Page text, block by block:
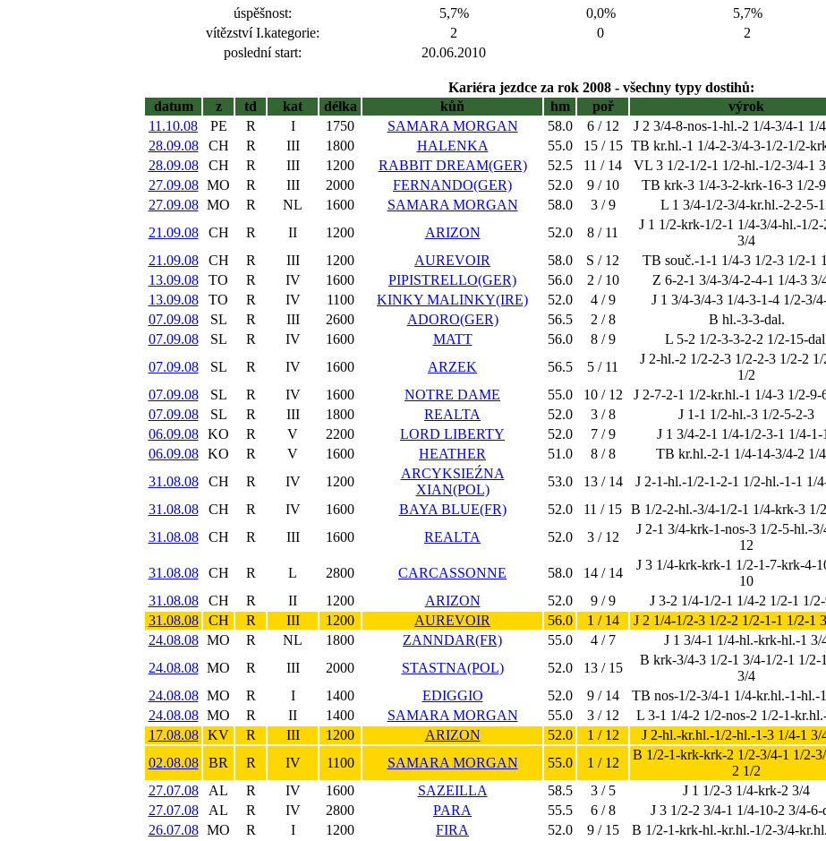
úspěšnost:
5,7% 0,0%
5,7%
vítězství I.kategorie:
2 0
2
poslední start:
20.06.2010
Kariéra jezdce za rok 2008 - všechny typy dostihů:
datum
z td kat délka kůň hm poř výrok
11.10.08
PE R I 1750 SAMARA MORGAN 58.0 6 / 12 J 2 3/4-8-nos-1-hl.-2 1/4-3/4-1 1/
28.09.08
CH R III 1800 HALENKA 55.0 15 / 15 TB kr.hl.-1 1/4-2-3/4-3-1/2-1/2-
28.09.08
CH R III 1200 RABBIT DREAM(GER) 52.5 11 / 14 VL 3 1/2-1/2-1 1/2-hl.-1/2-3/4-1
27.09.08 MO R III 2000 FERNANDO(GER) 52.0 9 / 10 TB krk-3 1/4-3-2-krk-16-3 1/2-
27.09.08 MO R NL 1600 SAMARA MORGAN 58.0 3 / 9 L 1 3/4-1/2-3/4-kr.hl.-2-2-5-
21.09.08
CH R II 1200 ARIZON 52.0 8 / 11
J 1 1/2-krk-1/2-1 1/4-3/4-hl.-1/2-
3/4
21.09.08
CH R III 1200 AUREVOIR 58.0 S / 12 TB souč.-1-1 1/4-3 1/2-3 1/2-1
13.09.08
TO R IV 1600 PIPISTRELLO(GER) 56.0 2 / 10 Z 6-2-1 3/4-3/4-2-4-1 1/4-3 3/
13.09.08
TO R IV 1100 KINKY MALINKY(IRE) 52.0 4 / 9 J 1 3/4-3/4-3 1/4-3-1-4 1/2-3/
07.09.08
SL R III 2600 ADORO(GER) 56.5 2 / 8 B hl.-3-3-dal.
07.09.08
SL R IV 1600 MATT 56.0 8 / 9 L 5-2 1/2-3-3-2-2 1/2-15-
07.09.08
SL R IV 1600 ARZEK 56.5 5 / 11
J 2-hl.-2 1/2-2-3 1/2-2-3 1/2-2 1/
1/2
07.09.08
SL R IV 1600 NOTRE DAME 55.0 10 / 12 J 2-7-2-1 1/2-kr.hl.-1 1/4-3 1/2-9-
07.09.08
SL R III 1800 REALTA 52.0 3 / 8 J 1-1 1/2-hl.-3 1/2-5-2-3
06.09.08
KO R V 2200 LORD LIBERTY 52.0 7 / 9 J 1 3/4-2-1 1/4-1/2-3-1 1/4-1-
06.09.08
KO R V 1600 HEATHER 51.0 8 / 8 TB kr.hl.-2-1 1/4-14-3/4-2 1/
31.08.08
CH R IV 1200
ARCYKSIEŹNA
XIAN(POL)
53.0 13 / 14 J 2-1-hl.-1/2-1-2-1 1/2-hl.-1-1 1/
31.08.08
CH R IV 1600 BAYA BLUE(FR) 52.0 11 / 15 B 1/2-2-hl.-3/4-1/2-1 1/4-krk-3 1/
31.08.08
CH R III 1600 REALTA 52.0 3 / 12
J 2-1 3/4-krk-1-nos-3 1/2-5-hl.-3/
12
31.08.08 CH R L 2800 CARCASSONNE 58.0 14 / 14
J 3 1/4-krk-krk-1 1/2-1-7-krk-4-
10
31.08.08
CH R II 1200 ARIZON 52.0 9 / 9 J 3-2 1/4-1/2-1 1/4-2 1/2-1 1/2-
31.08.08
CH R III 1200 AUREVOIR 56.0 1 / 14 J 2 1/4-1/2-3 1/2-2 1/2-1-1 1/2-1
24.08.08 MO R NL 1800 ZANNDAR(FR) 55.0 4 / 7 J 1 3/4-1 1/4-hl.-krk-hl.-1 3/
24.08.08 MO R III 2000 STASTNA(POL) 52.0 13 / 15
B krk-3/4-3 1/2-1 3/4-1/2-1 1/2-
3/4
24.08.08 MO R I 1400 EDIGGIO 52.0 9 / 14 TB nos-1/2-3/4-1 1/4-kr.hl.-1-hl.-
24.08.08 MO R II 1400 SAMARA MORGAN 55.0 3 / 12 L 3-1 1/4-2 1/2-nos-2 1/2-1-
17.08.08
KV R III 1200 ARIZON 52.0 1 / 12 J 2-hl.-kr.hl.-1/2-hl.-1-3 1/4-1 3/
02.08.08
BR R IV 1100 SAMARA MORGAN 55.0 1 / 12
B 1/2-1-krk-krk-2 1/2-3/4-1 1/2-
2 1/2
27.07.08
AL R IV 1600 SAZEILLA 58.5 3 / 5 J 1 1/2-3 1/4-krk-2 3/4
27.07.08
AL R IV 2800 PARA 55.5 6 / 8 J 3 1/2-2 3/4-1 1/4-10-2 3/4-6-
26.07.08 MO R I 1200 FIRA 52.0 9 / 15 B 1/2-1-krk-hl.-kr.hl.-1/2-3/4-